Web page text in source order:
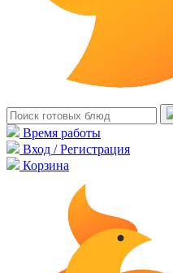
Время работы
Вход / Регистрация
Корзина